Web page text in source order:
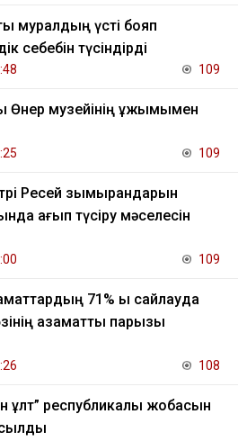
муралдың үсті бояп
себебін түсіндірді
109
Өнер музейінің ұжымымен
109
Ресей зымырандарын
қағып түсіру мәселесін
109
71% ы сайлауда
азаматтық парызы
108
ұлт” республикалық жобасын